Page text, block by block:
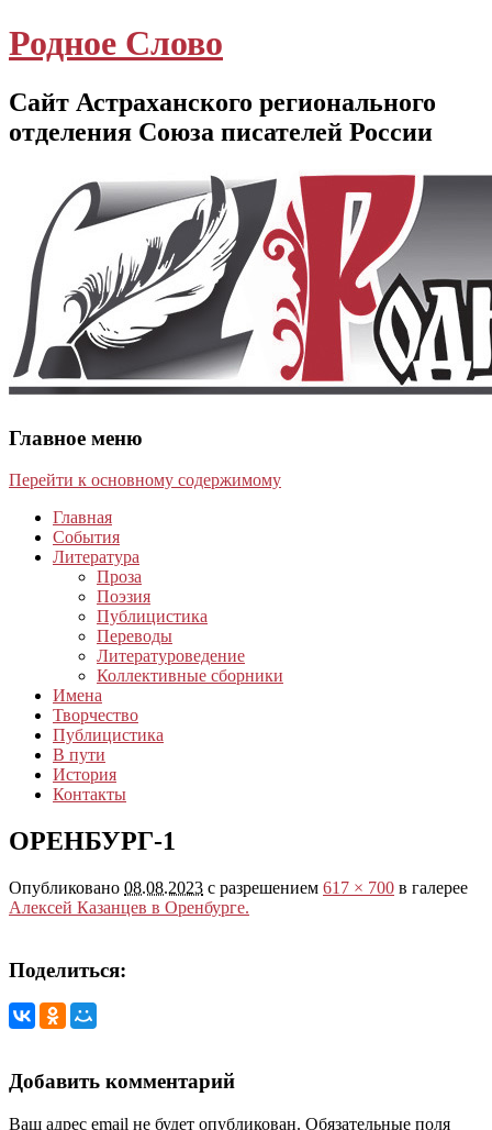
Родное Слово
Сайт Астраханского регионального
отделения Союза писателей России
Главное меню
Перейти к основному содержимому
Главная
События
Литература
Проза
Поэзия
Публицистика
Переводы
Литературоведение
Коллективные сборники
Имена
Творчество
Публицистика
В пути
История
Контакты
ОРЕНБУРГ-1
Опубликовано 08.08.2023 с разрешением 617 × 700 в галерее
Алексей Казанцев в Оренбурге.
Поделиться:
Добавить комментарий
Ваш адрес email не будет опубликован. Обязательные поля